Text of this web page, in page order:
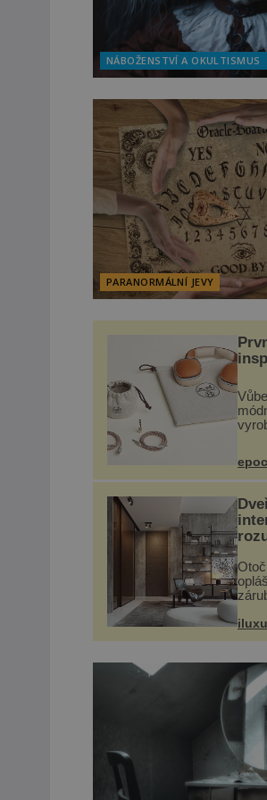
NÁBOŽENSTVÍ A OKULTISMUS
PARANORMÁLNÍ JEVY
se